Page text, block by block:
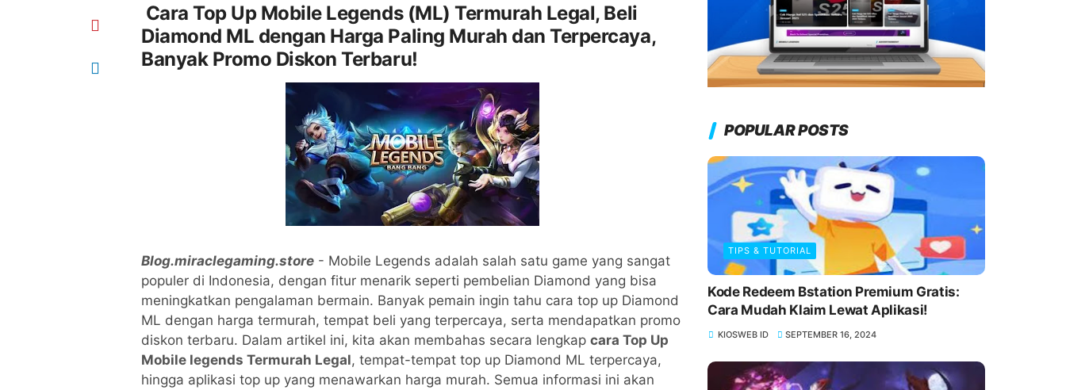
Cara Top Up Mobile Legends (ML) Termurah Legal, Beli
Diamond ML dengan Harga Paling Murah dan Terpercaya,
Banyak Promo Diskon Terbaru!
Blog.miraclegaming.store - Mobile Legends adalah salah satu game yang sangat
populer di Indonesia, dengan fitur menarik seperti pembelian Diamond yang bisa
meningkatkan pengalaman bermain. Banyak pemain ingin tahu cara top up Diamond
ML dengan harga termurah, tempat beli yang terpercaya, serta mendapatkan promo
diskon terbaru. Dalam artikel ini, kita akan membahas secara lengkap cara Top Up
Mobile legends Termurah Legal, tempat-tempat top up Diamond ML terpercaya,
hingga aplikasi top up yang menawarkan harga murah. Semua informasi ini akan
POPULAR POSTS
TIPS & TUTORIAL
Kode Redeem Bstation Premium Gratis:
Cara Mudah Klaim Lewat Aplikasi!
KIOSWEB ID SEPTEMBER 16, 2024